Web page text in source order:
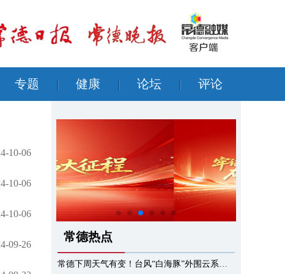
专题 | 健康 | 论坛 | 评论
10-06
10-06
10-06
09-26
常德热点
常德下周天气有变！台风“白海豚”外围云系或带来强风雨